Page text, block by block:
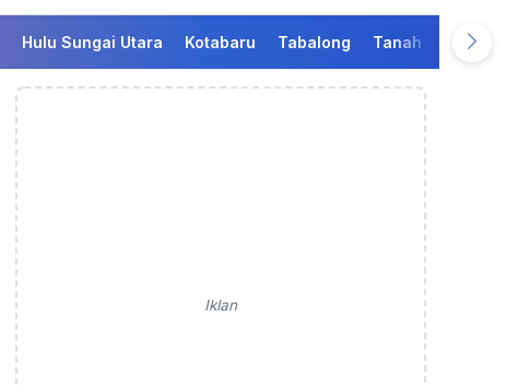
Hulu Sungai Utara Kotabaru Tabalong Tanah Bumbu
Iklan